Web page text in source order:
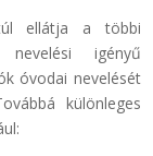
ellátja a többi
igényű
óvodai nevelését
különleges